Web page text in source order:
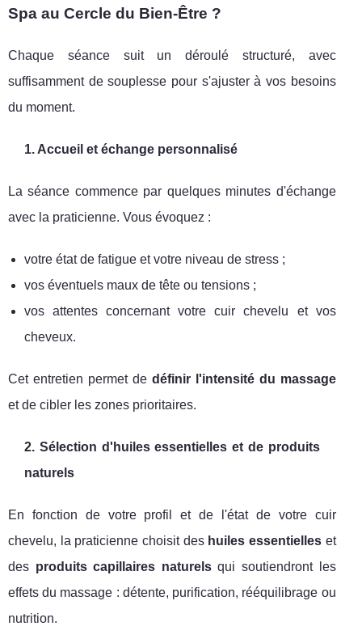
Spa au Cercle du Bien-Être ?
Chaque séance suit un déroulé structuré, avec
suffisamment de souplesse pour s'ajuster à vos besoins
du moment.
1. Accueil et échange personnalisé
La séance commence par quelques minutes d'échange
avec la praticienne. Vous évoquez :
votre état de fatigue et votre niveau de stress ;
vos éventuels maux de tête ou tensions ;
vos attentes concernant votre cuir chevelu et vos
cheveux.
Cet entretien permet de définir l'intensité du massage
et de cibler les zones prioritaires.
2. Sélection d'huiles essentielles et de produits
naturels
En fonction de votre profil et de l'état de votre cuir
chevelu, la praticienne choisit des huiles essentielleset
des produits capillaires naturelsqui soutiendront les
effets du massage : détente, purification, rééquilibrage ou
nutrition.